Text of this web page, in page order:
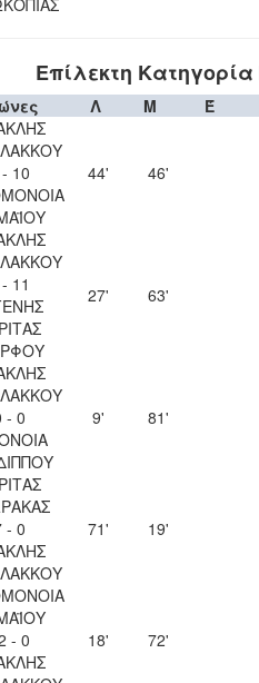
Επίλεκτη
Λ Μ
Έ
10
44' 46'
11
27' 63'
- 0
9' 81'
- 0
71' 19'
- 0
18' 72'